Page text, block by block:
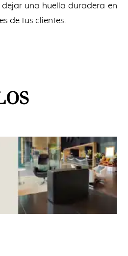
una huella duradera en
de tus clientes.